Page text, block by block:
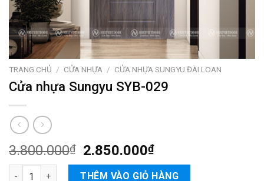
TRANG CHỦ / CỬA NHỰA / CỬA NHỰA SUNGYU ĐÀI LOAN
Cửa nhựa Sungyu SYB-029
3.800.000₫ 2.850.000₫
Cửa nhựa Sungyu SYB-029 số lượng
THÊM VÀO GIỎ HÀNG